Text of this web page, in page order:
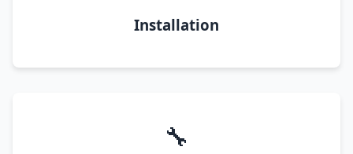
Installation
🔧